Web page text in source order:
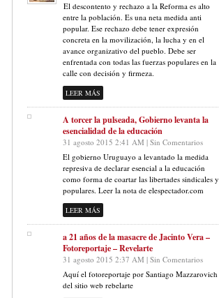
El descontento y rechazo a la Reforma es alto
entre la población. Es una neta medida anti
popular. Ese rechazo debe tener expresión
concreta en la movilización, la lucha y en el
avance organizativo del pueblo. Debe ser
enfrentada con todas las fuerzas populares en la
calle con decisión y firmeza.
LEER MÁS
A torcer la pulseada, Gobierno levanta la
esencialidad de la educación
31 agosto 2015 2:41 AM | Sin Comentarios
El gobierno Uruguayo a levantado la medida
represiva de declarar esencial a la educación
como forma de coartar las libertades sindicales y
populares. Leer la nota de elespectador.com
LEER MÁS
a 21 años de la masacre de Jacinto Vera –
Fotoreportaje – Revelarte
31 agosto 2015 2:37 AM | Sin Comentarios
Aquí el fotoreportaje por Santiago Mazzarovich
del sitio web rebelarte